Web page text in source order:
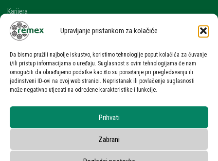
Upravljanje pristankom za kolačiće
Da bismo pružili najbolje iskustvo, koristimo tehnologije poput kolačića za čuvanje
i/ili pristup informacijama o uređaju. Suglasnost s ovim tehnologijama će nam
omogućiti da obrađujemo podatke kao što su ponašanje pri pregledavanju ili
jedinstveni ID-ovi na ovoj web stranici. Nepristanak ili povlačenje suglasnosti
može negativno utjecati na određene karakteristike i funkcije.
Prihvati
Zabrani
Karijera
Blog i novosti
RAČUN
Moj račun
Zahtjev za ponudom
UVJETI KORIŠTENJA
Uvjeti korištenja stranice